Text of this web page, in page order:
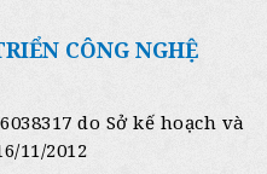
CÔNG NGHỆ
do Sở kế hoạch và
11/2012